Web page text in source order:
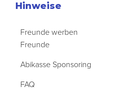
Hinweise
Freunde werben
Freunde
Abikasse Sponsoring
FAQ